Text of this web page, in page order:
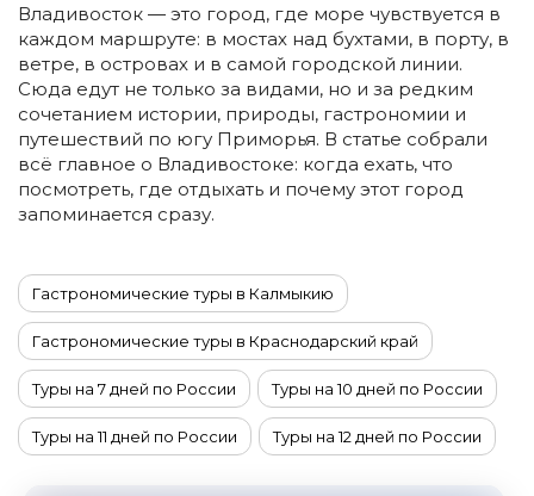
Владивосток — это город, где море чувствуется в
каждом маршруте: в мостах над бухтами, в порту, в
ветре, в островах и в самой городской линии.
Сюда едут не только за видами, но и за редким
сочетанием истории, природы, гастрономии и
путешествий по югу Приморья. В статье собрали
всё главное о Владивостоке: когда ехать, что
посмотреть, где отдыхать и почему этот город
запоминается сразу.
Гастрономические туры в Калмыкию
Гастрономические туры в Краснодарский край
Туры на 7 дней по России Туры на 10 дней по России
Туры на 11 дней по России Туры на 12 дней по России
Туры на 14 дней по России